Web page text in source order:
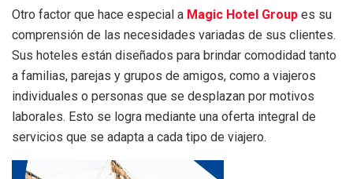
Otro factor que hace especial a Magic Hotel Group es su
comprensión de las necesidades variadas de sus clientes.
Sus hoteles están diseñados para brindar comodidad tanto
a familias, parejas y grupos de amigos, como a viajeros
individuales o personas que se desplazan por motivos
laborales. Esto se logra mediante una oferta integral de
servicios que se adapta a cada tipo de viajero.